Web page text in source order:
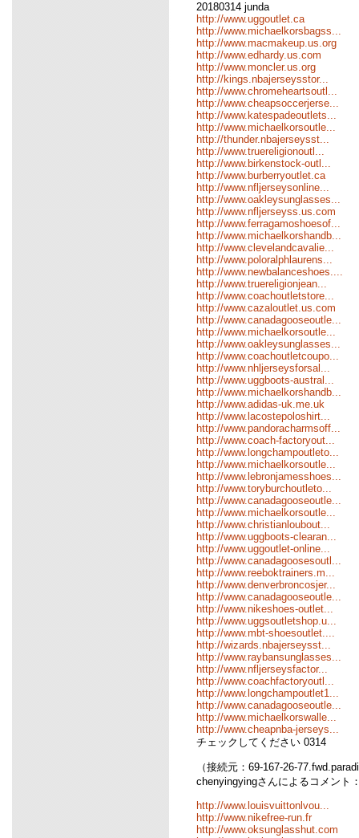
20180314 junda
http://www.uggoutlet.ca
http://www.michaelkorsbagss...
http://www.macmakeup.us.org
http://www.edhardy.us.com
http://www.moncler.us.org
http://kings.nbajerseysstor...
http://www.chromeheartsoutl...
http://www.cheapsoccerjerse...
http://www.katespadeoutlets...
http://www.michaelkorsoutle...
http://thunder.nbajerseysst...
http://www.truereligionoutl...
http://www.birkenstock-outl...
http://www.burberryoutlet.ca
http://www.nfljerseysonline...
http://www.oakleysunglasses...
http://www.nfljerseyss.us.com
http://www.ferragamoshoesof...
http://www.michaelkorshandb...
http://www.clevelandcavalie...
http://www.poloralphlaurens...
http://www.newbalanceshoes....
http://www.truereligionjean...
http://www.coachoutletstore...
http://www.cazaloutlet.us.com
http://www.canadagooseoutle...
http://www.michaelkorsoutle...
http://www.oakleysunglasses...
http://www.coachoutletcoupo...
http://www.nhljerseysforsal...
http://www.uggboots-austral...
http://www.michaelkorshandb...
http://www.adidas-uk.me.uk
http://www.lacostepoloshirt...
http://www.pandoracharmsoff...
http://www.coach-factoryout...
http://www.longchampoutleto...
http://www.michaelkorsoutle...
http://www.lebronjamesshoes...
http://www.toryburchoutleto...
http://www.canadagooseoutle...
http://www.michaelkorsoutle...
http://www.christianloubout...
http://www.uggboots-clearan...
http://www.uggoutlet-online...
http://www.canadagoosesoutl...
http://www.reeboktrainers.m...
http://www.denverbroncosjer...
http://www.canadagooseoutle...
http://www.nikeshoes-outlet...
http://www.uggsoutletshop.u...
http://www.mbt-shoesoutlet....
http://wizards.nbajerseysst...
http://www.raybansunglasses...
http://www.nfljerseysfactor...
http://www.coachfactoryoutl...
http://www.longchampoutlet1...
http://www.canadagooseoutle...
http://www.michaelkorswalle...
http://www.cheapnba-jerseys...
チェックしてください 0314
（接続元：69-167-26-
chenyingyingさんによるコメント
http://www.louisvuittonlvou...
http://www.nikefree-run.fr
http://www.oksunglasshut.com